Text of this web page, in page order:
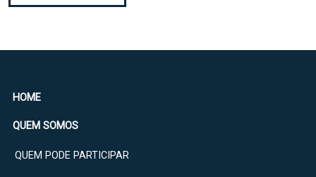
HOME
QUEM SOMOS
QUEM PODE PARTICIPAR